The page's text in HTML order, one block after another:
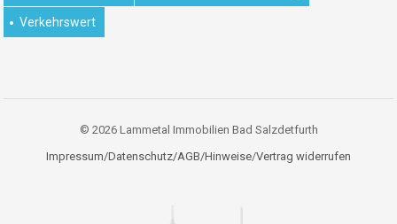
Verkehrswert
© 2026 Lammetal Immobilien Bad Salzdetfurth
Impressum/Datenschutz/AGB/Hinweise/Vertrag widerrufen